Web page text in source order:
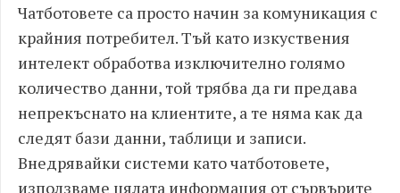
Чатботовете са просто начин за комуникация с
крайния потребител. Тъй като изкуствения
интелект обработва изключително голямо
количество данни, той трябва да ги предава
непрекъснато на клиентите, а те няма как да
следят бази данни, таблици и записи.
Внедрявайки системи като чатботовете,
използваме цялата информация от сървърите